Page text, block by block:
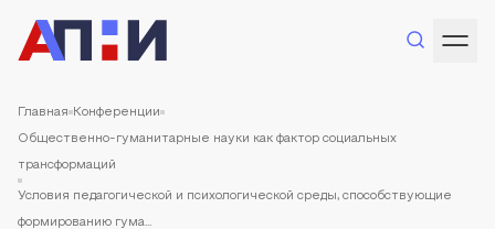
Главная Конференции
Общественно-гуманитарные науки как фактор социальных
трансформаций
Условия педагогической и психологической среды, способствующие
формированию гума...